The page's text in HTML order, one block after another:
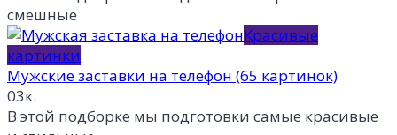
смешные
Красивые
картинки
Мужские заставки на телефон (65 картинок)
03к.
В этой подборке мы подготовки самые красивые